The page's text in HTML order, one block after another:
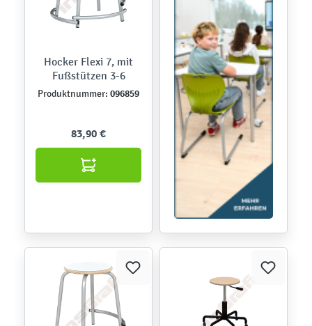
Hocker Flexi 7, mit
Fußstützen 3-6
Produktnummer: 096859
83,90 €